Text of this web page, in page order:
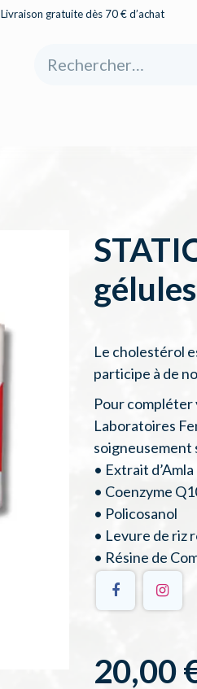
Livraison gratuite dès 70 € d’achat
gélules
Le cholestérol
participe à de
Pour
Laboratoires
soigneusement
• Extrait d’Amla
• Coenzyme
• Policosanol
• Levure de riz
• Résine de
20,00